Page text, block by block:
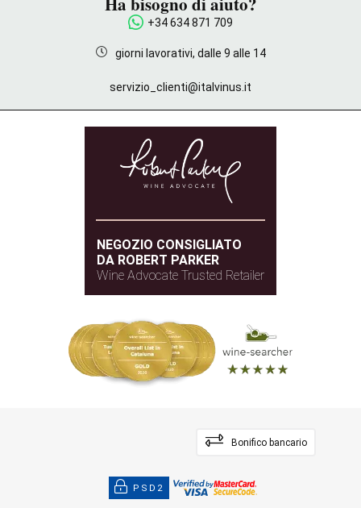
+34 634 871 709
giorni lavorativi, dalle 9 alle 14
servizio_clienti@italvinus.it
NEGOZIO CONSIGLIATO
DA ROBERT PARKER
Wine Advocate Trusted Retailer
Bonifico bancario
PSD2